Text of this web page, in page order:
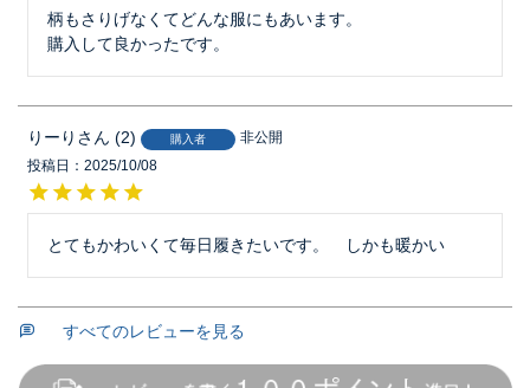
柄もさりげなくてどんな服にもあいます。
購入して良かったです。
りーり 2 購入者
非公開
投稿日
2025/10/08
とてもかわいくて毎日履きたいです。　しかも暖かい
すべてのレビューを見る